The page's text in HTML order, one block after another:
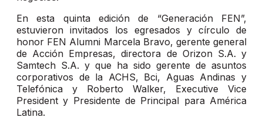
En esta quinta edición de “Generación FEN”,
estuvieron invitados los egresados y círculo de
honor FEN Alumni Marcela Bravo, gerente general
de Acción Empresas, directora de Orizon S.A. y
Samtech S.A. y que ha sido gerente de asuntos
corporativos de la ACHS, Bci, Aguas Andinas y
Telefónica y Roberto Walker, Executive Vice
President y Presidente de Principal para América
Latina.